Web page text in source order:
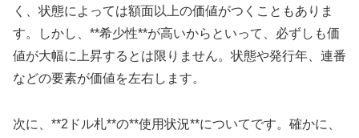
く、状態によっては額面以上の価値がつくこともありま
す。しかし、**希少性**が高いからといって、必ずしも価
値が大幅に上昇するとは限りません。状態や発行年、連番
などの要素が価値を左右します。
次に、**2ドル札**の**使用状況**についてです。確かに、